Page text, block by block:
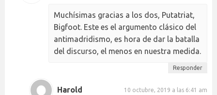
Muchísimas gracias a los dos, Putatriat,
Bigfoot. Este es el argumento clásico del
antimadridismo, es hora de dar la batalla
del discurso, el menos en nuestra medida.
Responder
Harold 10 octubre, 2019 a las 6:41 am